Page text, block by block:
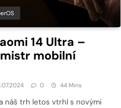
14 Ultra –
mobilní
0 44 Mins
náš trh letos vtrhl s novými